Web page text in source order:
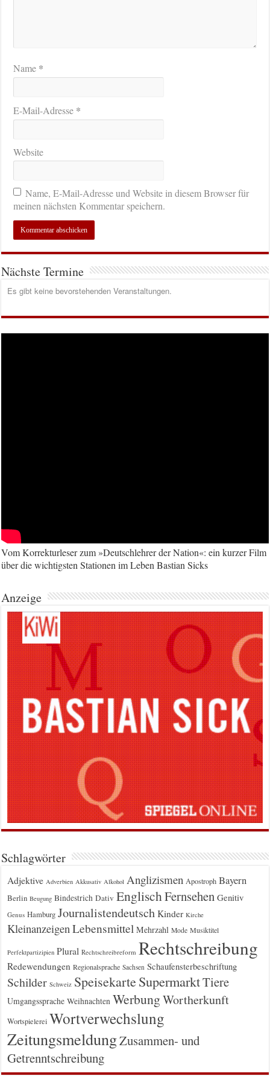
Name *
E-Mail-Adresse *
Website
Name, E-Mail-Adresse und Website in diesem Browser für
meinen nächsten Kommentar speichern.
Nächste Termine
Es gibt keine bevorstehenden Veranstaltungen.
Vom Korrekturleser zum »Deutschlehrer der Nation«: ein kurzer Film
über die wichtigsten Stationen im Leben Bastian Sicks
Anzeige
Schlagwörter
Adjektive Adverbien Akkusativ Alkohol Anglizismen Apostroph Bayern
Berlin Beugung Bindestrich Dativ EnglischFernsehen Genitiv
Genus Hamburg Journalistendeutsch Kinder Kirche
KleinanzeigenLebensmittel Mehrzahl Mode Musiktitel
Perfektpartizipien Plural Rechtschreibreform Rechtschreibung
Redewendungen Regionalsprache Sachsen Schaufensterbeschriftung
Schilder Schweiz Speisekarte SupermarktTiere
Umgangssprache Weihnachten WerbungWortherkunft
Wortspielerei Wortverwechslung
ZeitungsmeldungZusammen- und
Getrenntschreibung